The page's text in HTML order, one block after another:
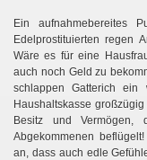
Ein aufnahmebereites
Edelprostituierten regen
Wäre es für eine
auch noch Geld zu
schlappen Gatterich
Haushaltskasse
Besitz und
Abgekommenen
an, dass auch edle
I.
II.